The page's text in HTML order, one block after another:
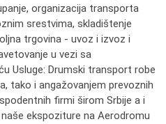
organizacija transporta
srestvima, skladištenje
trgovina - uvoz i izvoz i
u vezi sa
Usluge: Drumski transport robe
tako i angažovanjem prevoznih
firmi širom Srbije a i
ekspoziture na Aerodromu